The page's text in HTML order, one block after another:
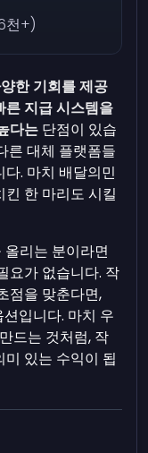
천+)
한 기회를 제공
른 지급 시스템을
다는 단점이 있습
른 대체 플랫폼들
. 마치 배달의민
한 마리도 시킬
리는 분이라면
요가 없습니다. 작
점을 맞춘다면,
입니다. 마치 우
드는 것처럼, 작
있는 수익이 됩